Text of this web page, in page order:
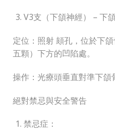
V3支（下頜神經） – 下
定位：照射 頦孔，位於下
五顆）下方的凹陷處。
操作：光療頭垂直對準下頜
絕對禁忌與安全警告
禁忌症：